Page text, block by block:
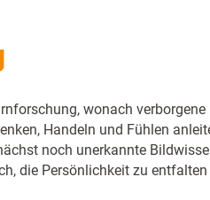
wonach verborgene
Handeln und Fühlen
noch unerkannte
die Persönlichkeit zu